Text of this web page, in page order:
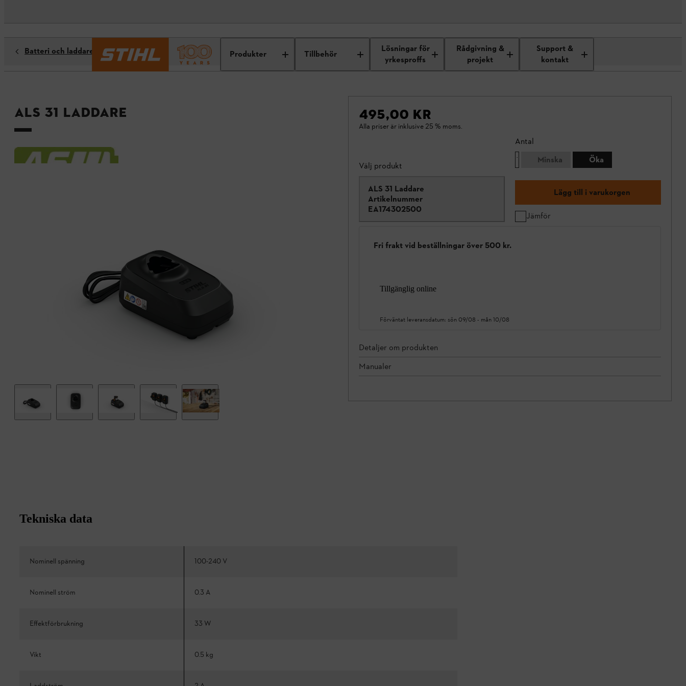
Produkter Tillbehör
Lösningar för
yrkesproffs
Rådgivning &
projekt
Support &
kontakt
Batteri och laddare
ALS 31 Laddare 495,00 KR
Alla priser är inklusive 25 % moms.
Välj produkt
ALS 31 Laddare
Artikelnummer
EA174302500
Antal
Minska
Öka
Lägg till i varukorgen
Jämför
Fri frakt vid beställningar över 500 kr.
Tillgänglig online
Förväntat leveransdatum: sön 09/08 - mån 10/08
Detaljer om produkten
Manualer
Tekniska data
Nominell spänning 100-240 V
Nominell ström 0.3 A
Effektförbrukning 33 W
Vikt 0.5 kg